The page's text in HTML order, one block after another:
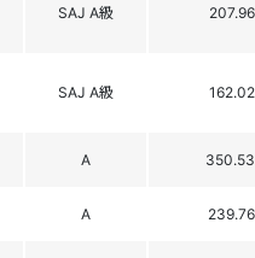
SAJ A級 207.96
SAJ A級 162.02
A 350.53
A 239.76